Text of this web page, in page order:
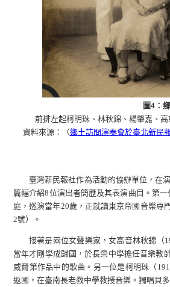
圖4：
前排左起柯明珠、林秋錦、楊肇嘉、
資料來源：〈鄉土訪問演奏會於臺北新民
臺灣新民報社作為活動的協辦單位，在
篇幅介紹8位演出者簡歷及其表演曲目。第
庭，巡演當年20歲，正就讀東京帝國音樂專
2號）。
接著是兩位女聲樂家，女高音林秋錦（
當年才剛學成歸國，於長榮中學擔任音樂教
威爾第作品中的歌曲。另一位是柯明珠（
返國，在臺南長老教中學教授音樂。獨唱貝